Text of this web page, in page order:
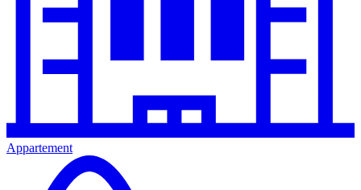
Appartement